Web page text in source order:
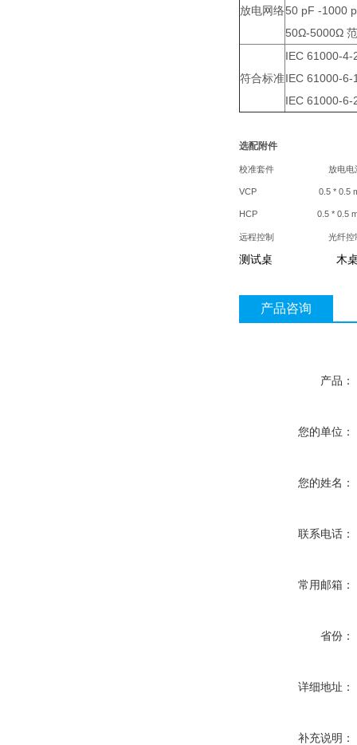
放电网络50 pF -1000
50Ω-5000Ω
符合标准
IEC 61000-4-
IEC 61000-6-
IEC 61000-6-
选配附件
校准套件 放电电
VCP 0.5 * 0.5
HCP 0.5 * 0.5
远程控制 光纤控
测试桌 木
产品咨询
产品：
您的单位：
您的姓名：
联系电话：
常用邮箱：
省份：
详细地址：
补充说明：